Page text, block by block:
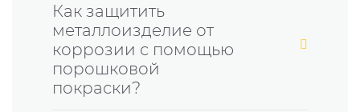
Как защитить
металлоизделие от
коррозии с помощью
порошковой
покраски?